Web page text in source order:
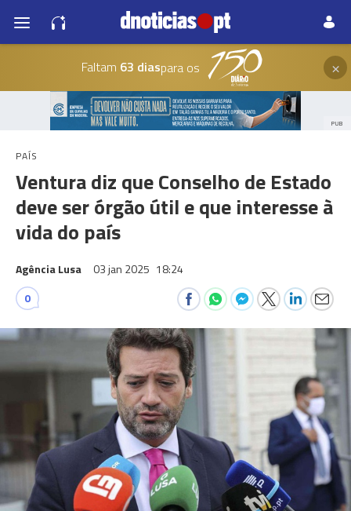
Faltam 63 diaspara os ×
PUB
PAÍS
Ventura diz que Conselho de Estado
deve ser órgão útil e que interesse à
vida do país
Agência Lusa 03 jan 2025 18:24
0